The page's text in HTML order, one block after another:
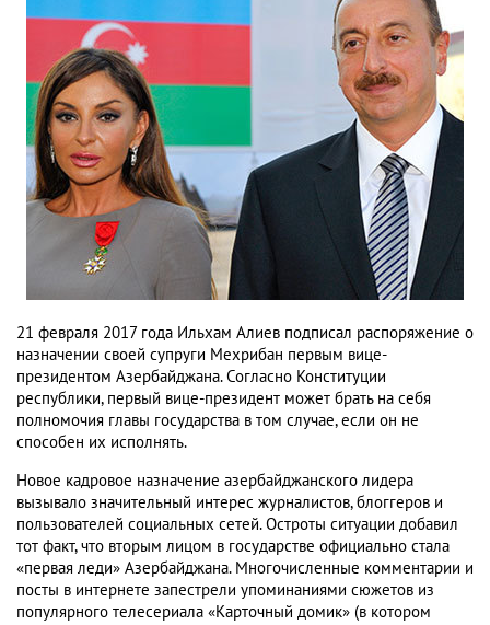
21 февраля 2017 года Ильхам Алиев подписал распоряжение о
назначении своей супруги Мехрибан первым вице-
президентом Азербайджана. Согласно Конституции
республики, первый вице-президент может брать на себя
полномочия главы государства в том случае, если он не
способен их исполнять.
Новое кадровое назначение азербайджанского лидера
вызывало значительный интерес журналистов, блоггеров и
пользователей социальных сетей. Остроты ситуации добавил
тот факт, что вторым лицом в государстве официально стала
«первая леди» Азербайджана. Многочисленные комментарии и
посты в интернете запестрели упоминаниями сюжетов из
популярного телесериала «Карточный домик» (в котором